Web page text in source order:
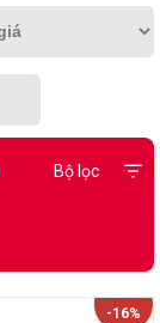
Bộ lọc
-16%